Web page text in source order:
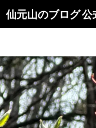
仙元山のブログ 公
索
ン
ツ
へ
ス
キ
ッ